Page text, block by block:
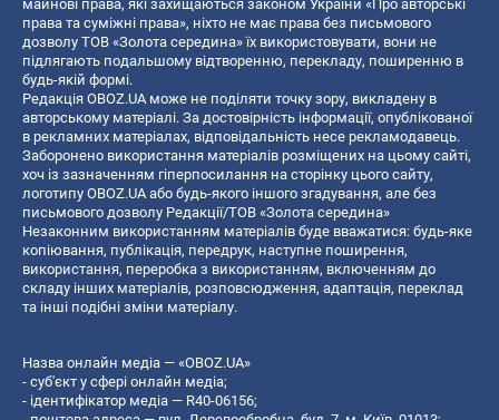
майнові права, які захищаються законом України «Про авторські
права та суміжні права», ніхто не має права без письмового
дозволу ТОВ «Золота середина» їх використовувати, вони не
підлягають подальшому відтворенню, перекладу, поширенню в
будь-якій формі.
Редакція OBOZ.UA може не поділяти точку зору, викладену в
авторському матеріалі. За достовірність інформації, опублікованої
в рекламних матеріалах, відповідальність несе рекламодавець.
Заборонено використання матеріалів розміщених на цьому сайті,
хоч із зазначенням гіперпосилання на сторінку цього сайту,
логотипу OBOZ.UA або будь-якого іншого згадування, але без
письмового дозволу Редакції/ТОВ «Золота середина»
Незаконним використанням матеріалів буде вважатися: будь-яке
копiювання, публiкацiя, передрук, наступне поширення,
використання, переробка з використанням, включенням до
складу інших матеріалів, розповсюдження, адаптація, переклад
та інші подібні зміни матеріалу.
Назва онлайн медіа — «OBOZ.UA»
- суб'єкт у сфері онлайн медіа;
- ідентифікатор медіа — R40-06156;